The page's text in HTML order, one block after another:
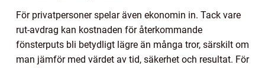
För privatpersoner spelar även ekonomin in. Tack vare
rut-avdrag kan kostnaden för återkommande
fönsterputs bli betydligt lägre än många tror, särskilt om
man jämför med värdet av tid, säkerhet och resultat. För